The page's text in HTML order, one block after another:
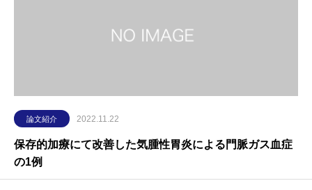
論文紹介 2022.11.22
保存的加療にて改善した気腫性胃炎による門脈ガス血症
の1例